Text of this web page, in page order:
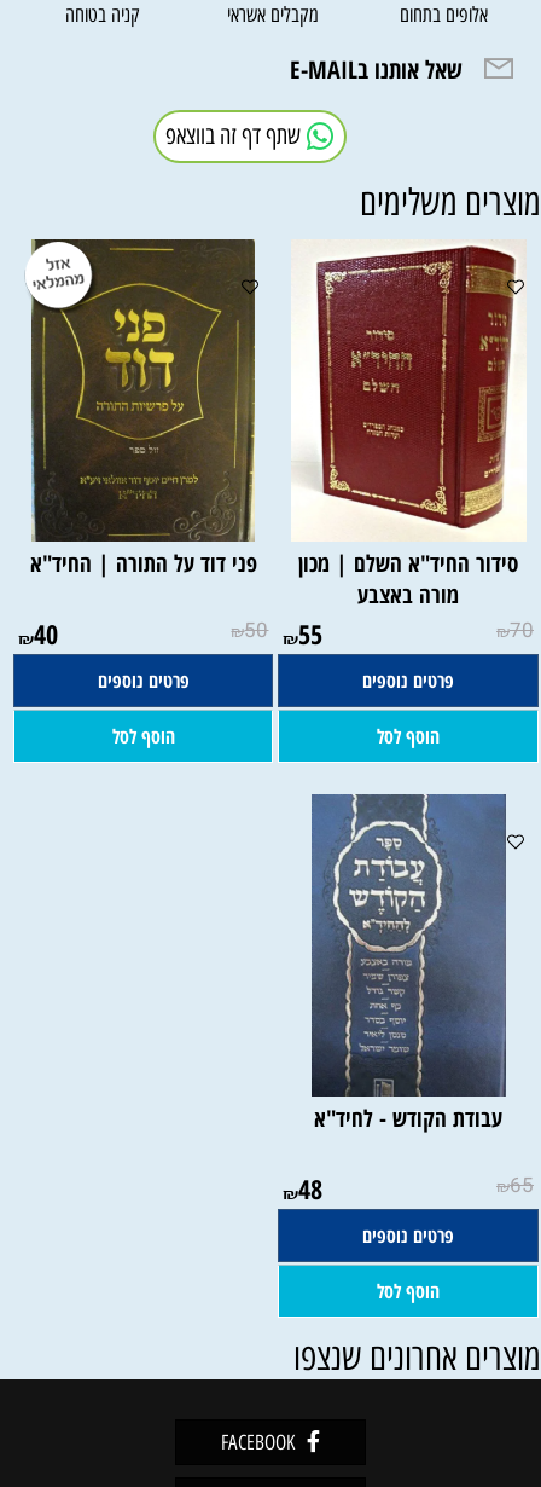
אלופים בתחום מקבלים אשראי קניה בטוחה
שאל אותנו בE-MAIL
שתף דף זה בווצאפ
משלימים
סידור החיד"א השלם | מכון
מורה באצבע
₪70
₪55
פרטים נוספים
הוסף לסל
פני דוד על התורה | החיד"א
₪50
₪40
פרטים נוספים
הוסף לסל
עבודת הקודש - לחיד"א
₪65
₪48
פרטים נוספים
הוסף לסל
אחרונים שנצפו
FACEBOOK